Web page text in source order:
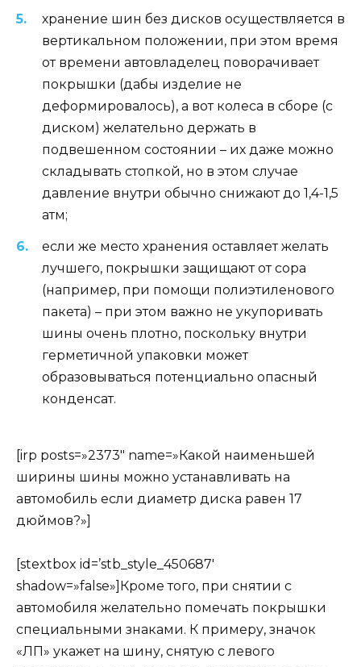
хранение шин без дисков осуществляется в
вертикальном положении, при этом время
от времени автовладелец поворачивает
покрышки (дабы изделие не
деформировалось), а вот колеса в сборе (с
диском) желательно держать в
подвешенном состоянии – их даже можно
складывать стопкой, но в этом случае
давление внутри обычно снижают до 1,4-1,5
атм;
если же место хранения оставляет желать
лучшего, покрышки защищают от сора
(например, при помощи полиэтиленового
пакета) – при этом важно не укупоривать
шины очень плотно, поскольку внутри
герметичной упаковки может
образовываться потенциально опасный
конденсат.
[irp posts=»2373″ name=»Какой наименьшей
ширины шины можно устанавливать на
автомобиль если диаметр диска равен 17
дюймов?»]
[stextbox id=’stb_style_450687′
shadow=»false»]Кроме того, при снятии с
автомобиля желательно помечать покрышки
специальными знаками. К примеру, значок
«ЛП» укажет на шину, снятую с левого